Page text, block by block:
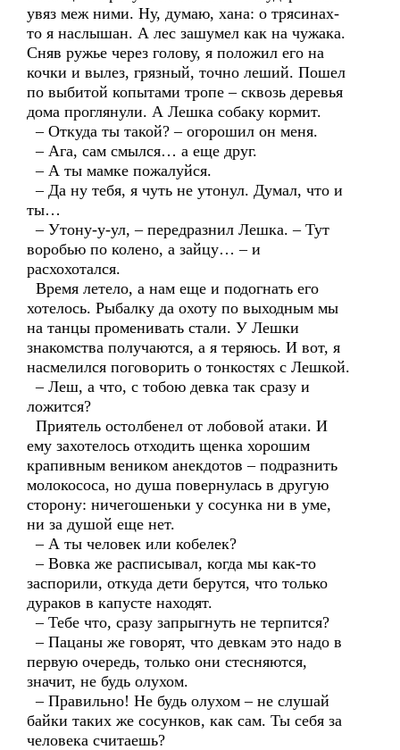
увяз меж ними. Ну, думаю, хана: о трясинах-
то я наслышан. А лес зашумел как на чужака.
Сняв ружье через голову, я положил его на
кочки и вылез, грязный, точно леший. Пошел
по выбитой копытами тропе – сквозь деревья
дома проглянули. А Лешка собаку кормит.
– Откуда ты такой? – огорошил он меня.
– Ага, сам смылся… а еще друг.
– А ты мамке пожалуйся.
– Да ну тебя, я чуть не утонул. Думал, что и
ты…
– Утону-у-ул, – передразнил Лешка. – Тут
воробью по колено, а зайцу… – и
расхохотался.
Время летело, а нам еще и подогнать его
хотелось. Рыбалку да охоту по выходным мы
на танцы променивать стали. У Лешки
знакомства получаются, а я теряюсь. И вот, я
насмелился поговорить о тонкостях с Лешкой.
– Леш, а что, с тобою девка так сразу и
ложится?
Приятель остолбенел от лобовой атаки. И
ему захотелось отходить щенка хорошим
крапивным веником анекдотов – подразнить
молокососа, но душа повернулась в другую
сторону: ничегошеньки у сосунка ни в уме,
ни за душой еще нет.
– А ты человек или кобелек?
– Вовка же расписывал, когда мы как-то
заспорили, откуда дети берутся, что только
дураков в капусте находят.
– Тебе что, сразу запрыгнуть не терпится?
– Пацаны же говорят, что девкам это надо в
первую очередь, только они стесняются,
значит, не будь олухом.
– Правильно! Не будь олухом – не слушай
байки таких же сосунков, как сам. Ты себя за
человека считаешь?